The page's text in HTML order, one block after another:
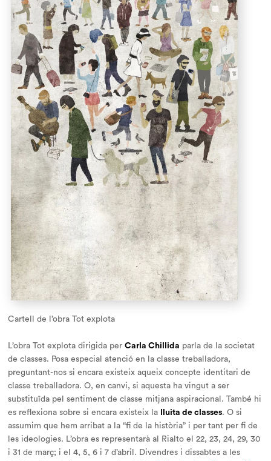
Cartell de l’obra Tot explota
L’obra Tot explota dirigida per Carla Chillida parla de la societat
de classes. Posa especial atenció en la classe treballadora,
preguntant-nos si encara existeix aqueix concepte identitari de
classe treballadora. O, en canvi, si aquesta ha vingut a ser
substituïda pel sentiment de classe mitjana aspiracional . També hi
es reflexiona sobre si encara existeix la
lluita de classes. O si
assumim que hem arribat a la “fi de la història” i per tant per fi de
les ideologies. L’obra es representarà al Rialto el 22, 23, 24, 29, 30
i 31 de març; i el 4, 5, 6 i 7 d’abril. Divendres i dissabtes a les